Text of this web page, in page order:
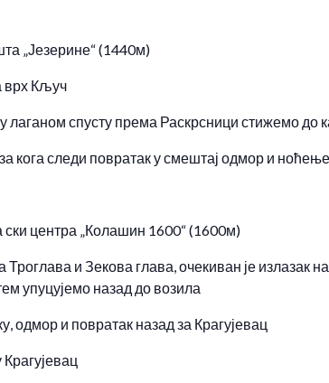
„Језерине“ (1440м)
врх Кључ
лаганом спусту према Раскрсници стижемо до
кога следи повратак у смештај одмор и
ски центра „Колашин 1600“ (1600м)
и Зекова глава, очекиван је излазак
упуцујемо назад до возила
одмор и повратак назад за Крагујевац